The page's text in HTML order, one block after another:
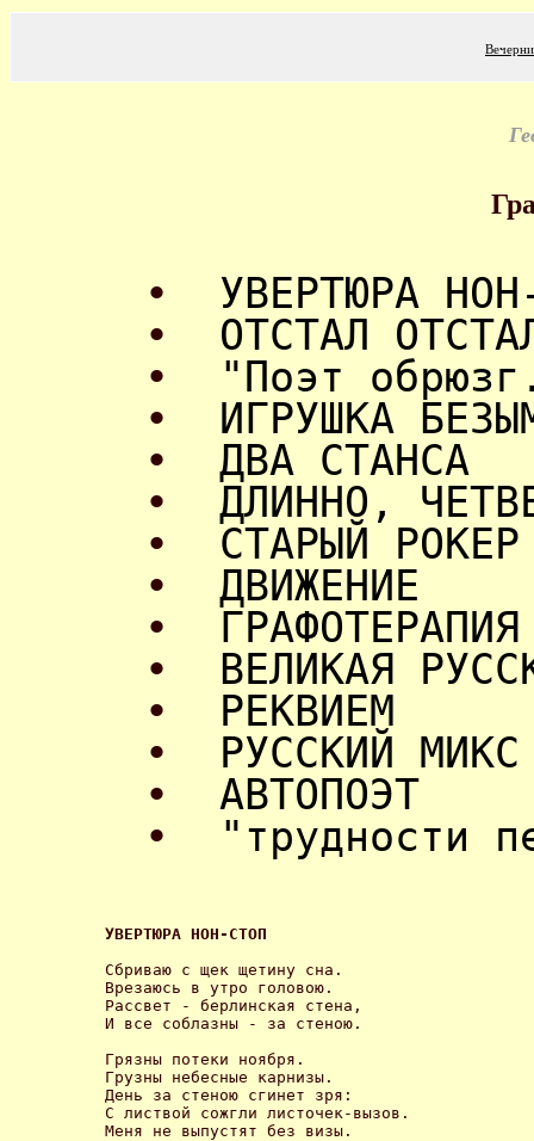
• УВЕРТЮРА
• ОТСТАЛ
•
"Поэт
• ИГРУШКА
• ДВА СТАНСА
• ДЛИННО,
• СТАРЫЙ РОКЕР
• ДВИЖЕНИЕ
• ГРАФОТЕРАПИЯ
• ВЕЛИКАЯ
• РЕКВИЕМ
• РУССКИЙ МИКС
• АВТОПОЭТ
•
"трудности
УВЕРТЮРА НОН-СТОП
Сбриваю с щек щетину сна.
Врезаюсь в утро головою.
Рассвет - берлинская стена,
И все соблазны - за стеною.
Грязны потеки ноября.
Грузны небесные карнизы.
День за стеною сгинет зря:
С листвой сожгли листочек-вызов.
Меня не выпустят без визы.